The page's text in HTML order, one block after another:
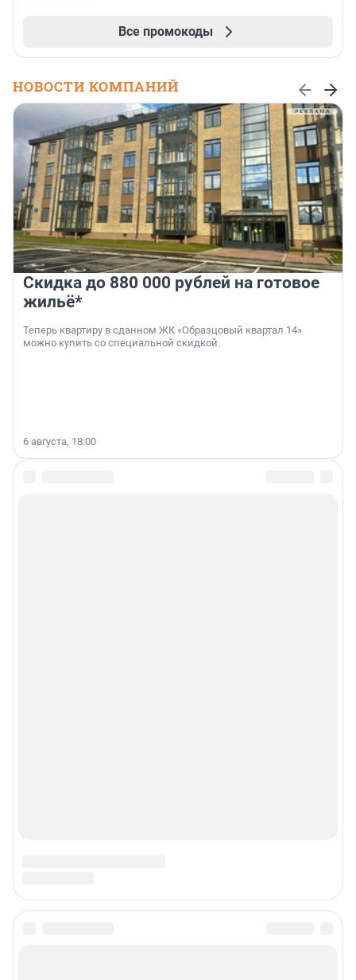
Все промокоды
НОВОСТИ КОМПАНИЙ
Скидка до 880 000 рублей на готовое
жильё*
Теперь квартиру в сданном ЖК «Образцовый квартал 14»
можно купить со специальной скидкой.
6 августа, 18:00